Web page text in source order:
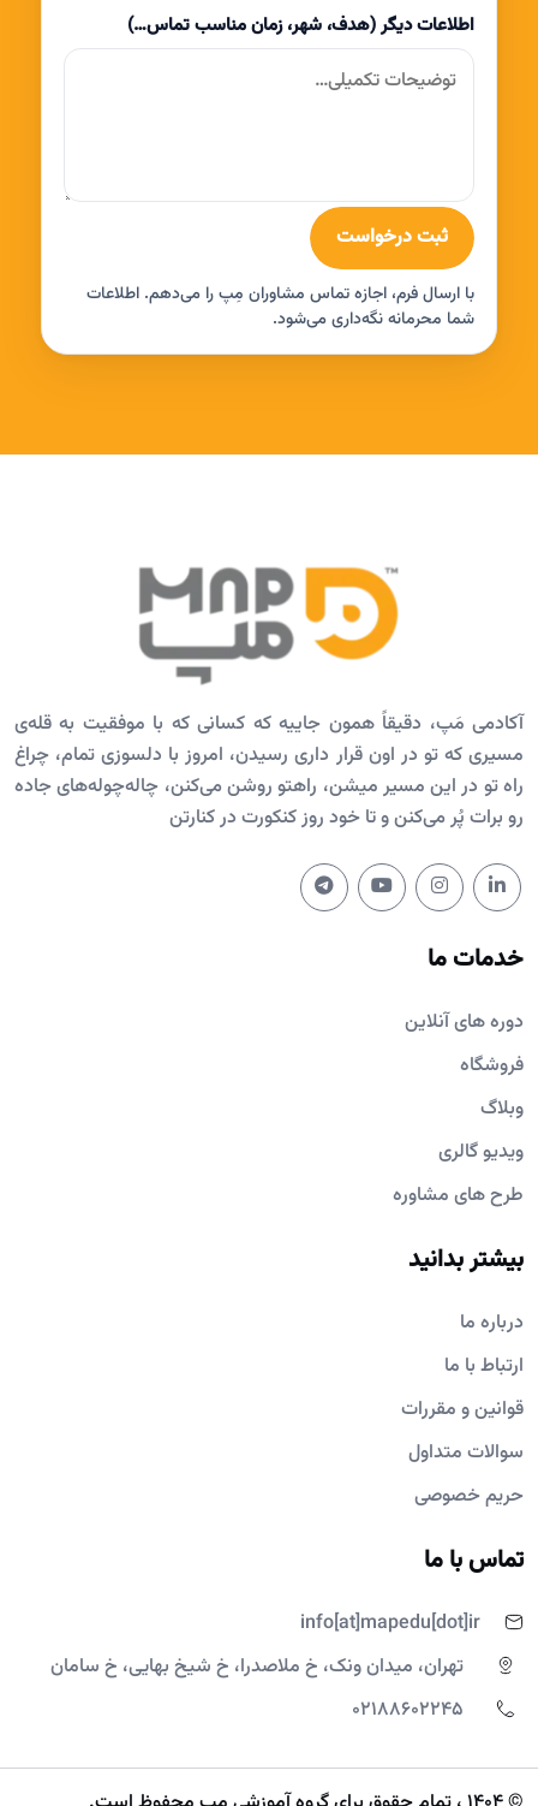
اطلاعات دیگر (هدف، شهر، زمان مناسب تماس…)
ثبت درخواست
با ارسال فرم، اجازه تماس مشاوران مِپ را می‌دهم. اطلاعات
شما محرمانه نگه‌داری می‌شود.
آکادمی مَپ، دقیقاً همون جاییه که کسانی که با موفقیت به قله‌ی
مسیری که تو در اون قرار داری رسیدن، امروز با دلسوزی تمام، چراغ
راه تو در این مسیر میشن، راهتو روشن می‌کنن، چاله‌چوله‌های جاده
رو برات پُر می‌کنن و تا خود روز کنکورت در کنارتن
خدمات ما
دوره های آنلاین
فروشگاه
وبلاگ
ویدیو گالری
طرح های مشاوره
بیشتر بدانید
درباره ما
ارتباط با ما
قوانین و مقررات
سوالات متداول
حریم خصوصی
تماس با ما
info[at]mapedu[dot]ir
تهران، میدان ونک، خ ملاصدرا، خ شیخ بهایی، خ سامان
02188602245